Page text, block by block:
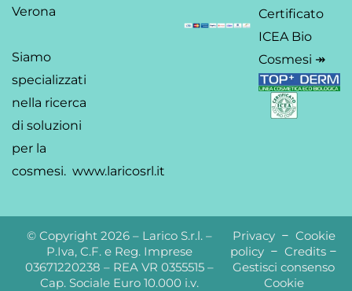
Verona
Siamo
specializzati
nella ricerca
di soluzioni
per la
cosmesi. www.laricosrl.it
Certificato
ICEA Bio
Cosmesi ↠
© Copyright 2026 – Larico S.r.l. –
P.Iva, C.F. e Reg. Imprese
03671220238 – REA VR 0355515 –
Cap. Sociale Euro 10.000 i.v.
Privacy– Cookie
policy –Credits –
Gestisci consenso
Cookie